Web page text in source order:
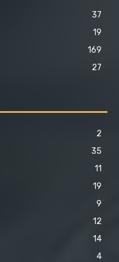
37
19
169
27
2
35
11
19
9
12
14
4